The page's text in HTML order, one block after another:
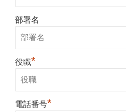
部署名
役職*
電話番号*